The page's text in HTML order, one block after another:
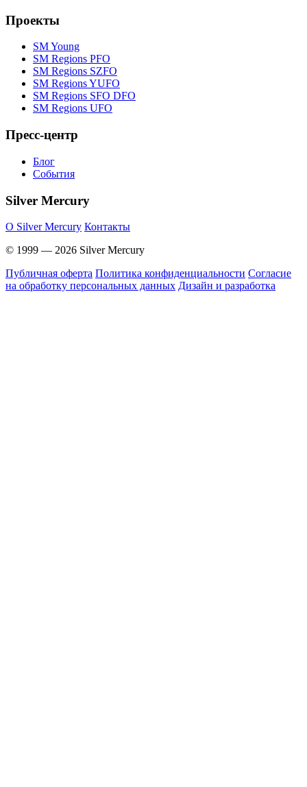
Проекты
SM Young
SM Regions PFO
SM Regions SZFO
SM Regions YUFO
SM Regions SFO DFO
SM Regions UFO
Пресс-центр
Блог
События
Silver Mercury
O Silver Mercury Контакты
© 1999 — 2026 Silver Mercury
Публичная оферта Политика конфиденциальности Согласие
на обработку персональных данных Дизайн и разработка